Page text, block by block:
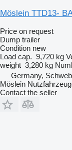
Möslein TTD13-
Price on request
Dump trailer
Condition new
Load cap. 9,720 kg
weight 3,280 kg
Germany,
Möslein
Contact the seller